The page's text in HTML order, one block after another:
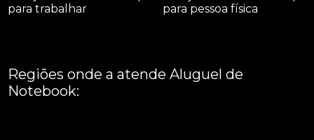
para trabalhar
para pessoa física
Regiões onde a atende Aluguel de
Notebook: